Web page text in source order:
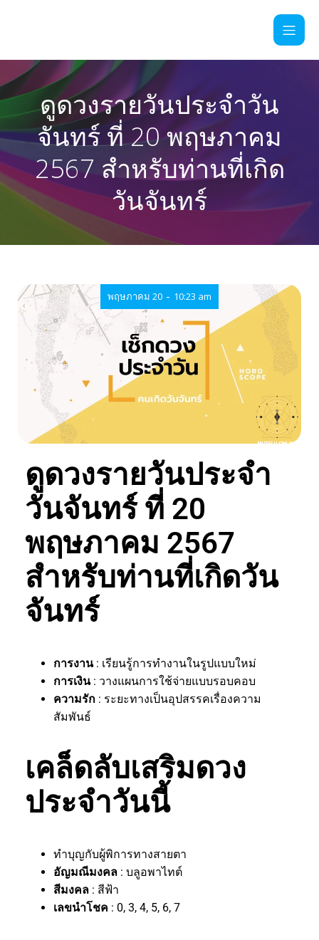
ดูดวงรายวันประจำวัน
จันทร์ ที่ 20 พฤษภาคม
2567 สำหรับท่านที่เกิด
วันจันทร์
พฤษภาคม 20 - 10:23 am
ดูดวงรายวันประจำ
วันจันทร์ ที่ 20
พฤษภาคม 2567
สำหรับท่านที่เกิดวัน
จันทร์
การงาน: เรียนรู้การทำงานในรูปแบบใหม่
การเงิน: วางแผนการใช้จ่ายแบบรอบคอบ
ความรัก : ระยะทางเป็นอุปสรรคเรื่องความ
สัมพันธ์
เคล็ดลับเสริมดวง
ประจำวันนี้
ทำบุญกับผู้พิการทางสายตา
อัญมณีมงคล : บลูอพาไทต์
สีมงคล : สีฟ้า
เลขนำโชค : 0, 3, 4, 5, 6, 7